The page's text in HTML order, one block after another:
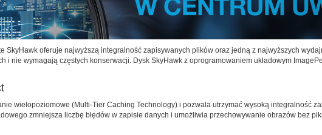
oferuje najwyższą integralność zapisywanych plików oraz jedną z najwyższych
i nie wymagają częstych konserwacji. Dysk SkyHawk z oprogramowaniem układowym
wielopoziomowe (Multi-Tier Caching Technology) i pozwala utrzymać wysoką integralność
zmniejsza liczbę błędów w zapisie danych i umożliwia przechowywanie obrazów bez